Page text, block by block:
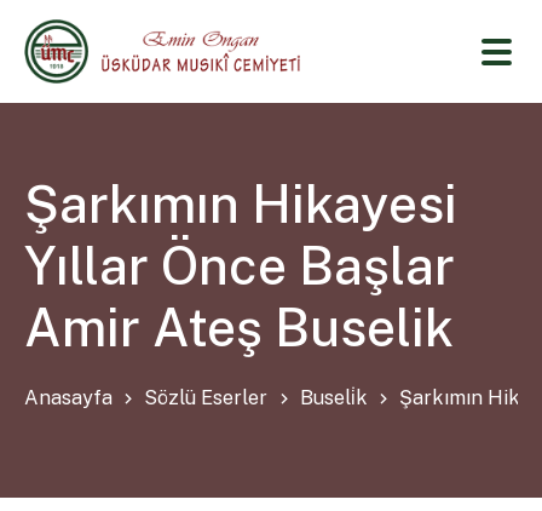
Şarkımın Hikayesi
Yıllar Önce Başlar
Amir Ateş Buselik
Anasayfa Sözlü Eserler Buseli̇k Şarkımın